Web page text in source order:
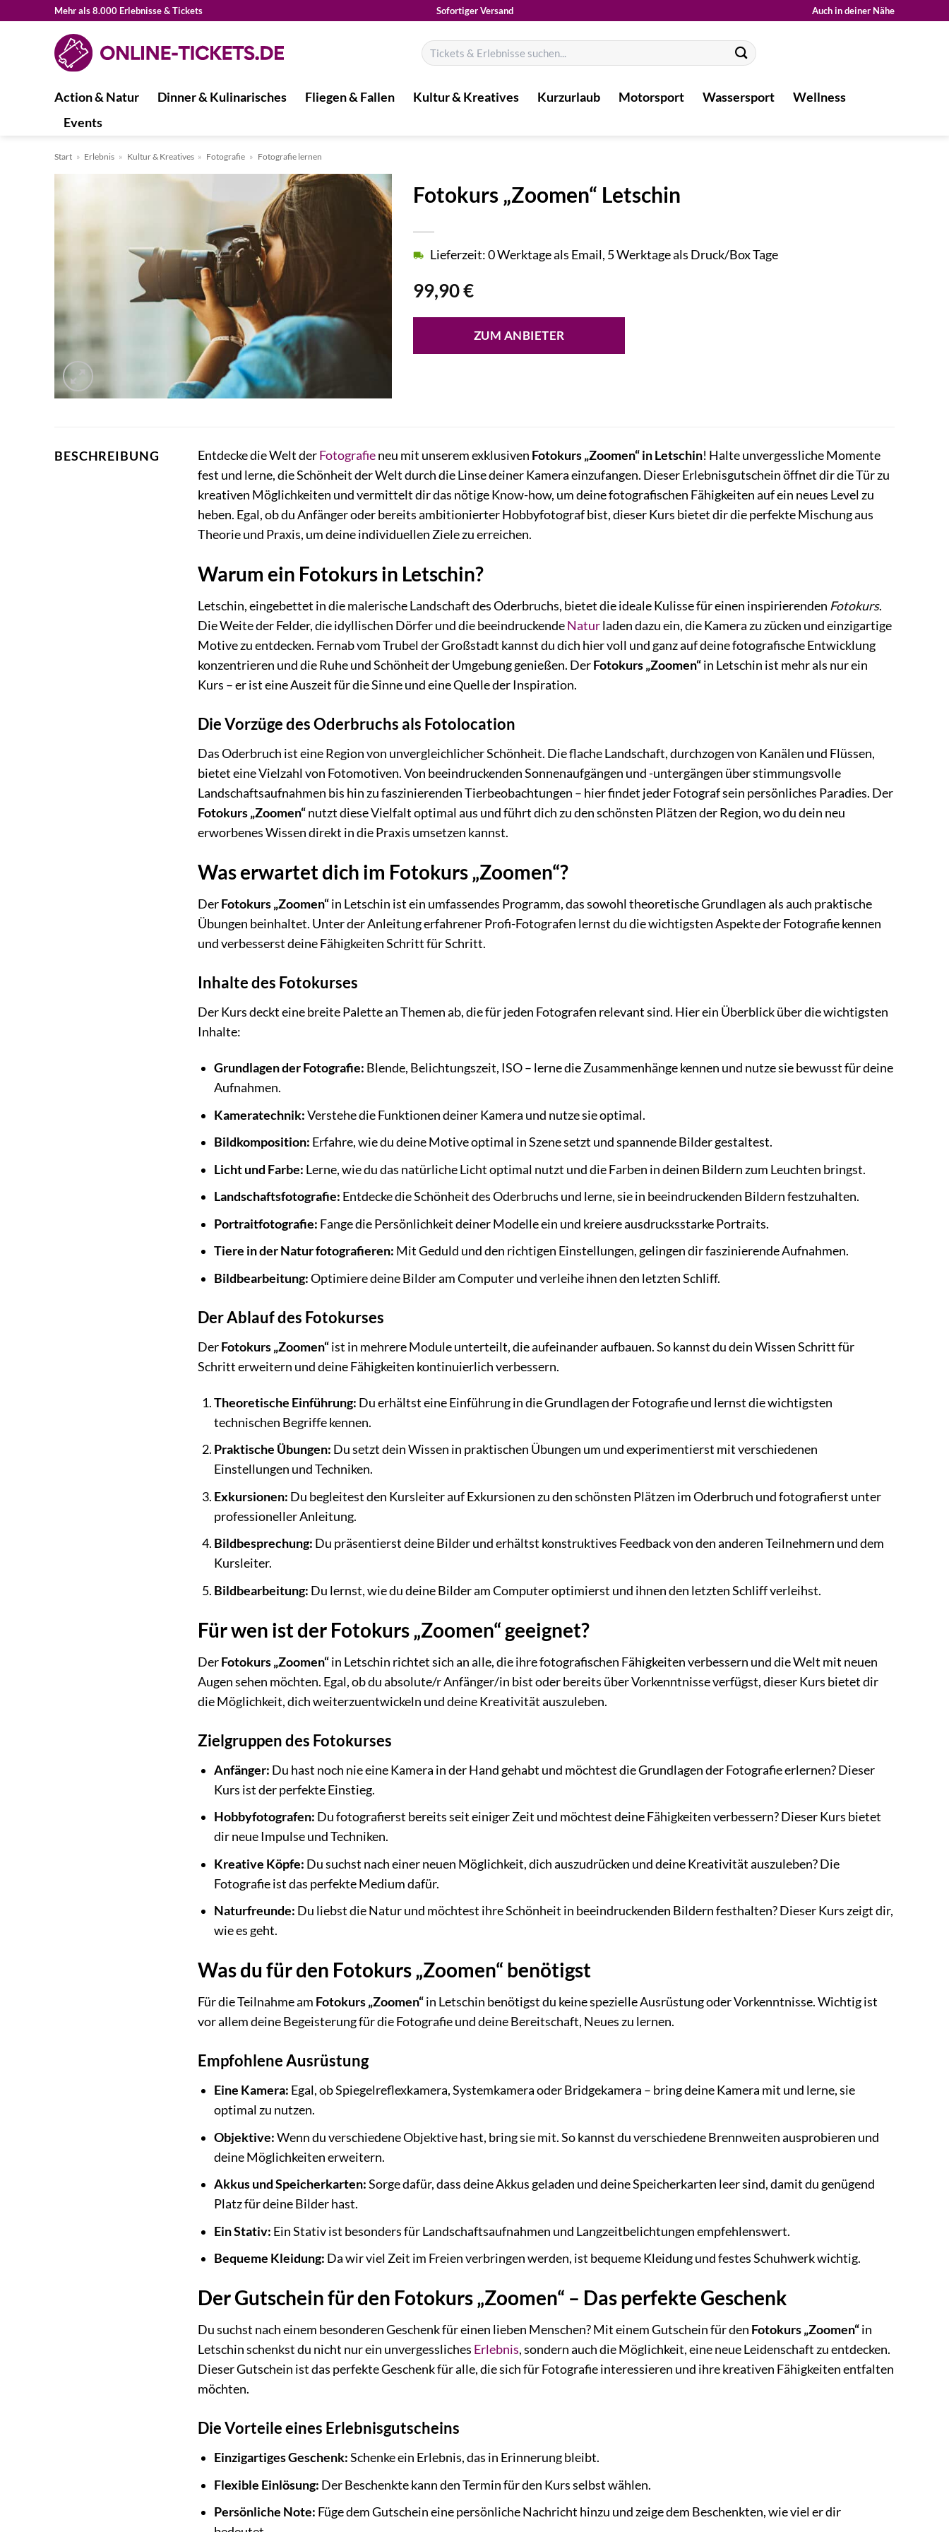
Mehr als 8.000 Erlebnisse & Tickets Sofortiger Versand Auch in deiner Nähe
Suchen
nach:
Action & Natur Dinner & Kulinarisches Fliegen & Fallen Kultur & Kreatives Kurzurlaub Motorsport Wassersport
Wellness
Events
Start » Erlebnis » Kultur & Kreatives » Fotografie » Fotografie lernen
Fotokurs „Zoomen“ Letschin
99,90€
Lieferzeit: 0 Werktage als Email, 5 Werktage als Druck/Box Tage
ZUM ANBIETER
BESCHREIBUNG Entdecke die Welt derFotografieneu mit unserem exklusiven Fotokurs „Zoomen“ in Letschin! Halte unvergessliche Momente
fest und lerne, die Schönheit der Welt durch die Linse deiner Kamera einzufangen. Dieser Erlebnisgutschein öffnet dir die Tür zu
kreativen Möglichkeiten und vermittelt dir das nötige Know-how, um deine fotografischen Fähigkeiten auf ein neues Level zu
heben. Egal, ob du Anfänger oder bereits ambitionierter Hobbyfotograf bist, dieser Kurs bietet dir die perfekte Mischung aus
Theorie und Praxis, um deine individuellen Ziele zu erreichen.
Warum ein Fotokurs in Letschin?
Letschin, eingebettet in die malerische Landschaft des Oderbruchs, bietet die ideale Kulisse für einen inspirierenden Fotokurs.
Die Weite der Felder, die idyllischen Dörfer und die beeindruckendeNaturladen dazu ein, die Kamera zu zücken und einzigartige
Motive zu entdecken. Fernab vom Trubel der Großstadt kannst du dich hier voll und ganz auf deine fotografische Entwicklung
konzentrieren und die Ruhe und Schönheit der Umgebung genießen. DerFotokurs „Zoomen“in Letschin ist mehr als nur ein
Kurs – er ist eine Auszeit für die Sinne und eine Quelle der Inspiration.
Die Vorzüge des Oderbruchs als Fotolocation
Das Oderbruch ist eine Region von unvergleichlicher Schönheit. Die flache Landschaft, durchzogen von Kanälen und Flüssen,
bietet eine Vielzahl von Fotomotiven. Von beeindruckenden Sonnenaufgängen und -untergängen über stimmungsvolle
Landschaftsaufnahmen bis hin zu faszinierenden Tierbeobachtungen – hier findet jeder Fotograf sein persönliches Paradies. Der
Fotokurs „Zoomen“nutzt diese Vielfalt optimal aus und führt dich zu den schönsten Plätzen der Region, wo du dein neu
erworbenes Wissen direkt in die Praxis umsetzen kannst.
Was erwartet dich im Fotokurs „Zoomen“?
DerFotokurs „Zoomen“in Letschin ist ein umfassendes Programm, das sowohl theoretische Grundlagen als auch praktische
Übungen beinhaltet. Unter der Anleitung erfahrener Profi-Fotografen lernst du die wichtigsten Aspekte der Fotografie kennen
und verbesserst deine Fähigkeiten Schritt für Schritt.
Inhalte des Fotokurses
Der Kurs deckt eine breite Palette an Themen ab, die für jeden Fotografen relevant sind. Hier ein Überblick über die wichtigsten
Inhalte:
Grundlagen der Fotografie: Blende, Belichtungszeit, ISO – lerne die Zusammenhänge kennen und nutze sie bewusst für deine
Aufnahmen.
Kameratechnik:Verstehe die Funktionen deiner Kamera und nutze sie optimal.
Bildkomposition: Erfahre, wie du deine Motive optimal in Szene setzt und spannende Bilder gestaltest.
Licht und Farbe: Lerne, wie du das natürliche Licht optimal nutzt und die Farben in deinen Bildern zum Leuchten bringst.
Landschaftsfotografie: Entdecke die Schönheit des Oderbruchs und lerne, sie in beeindruckenden Bildern festzuhalten.
Portraitfotografie: Fange die Persönlichkeit deiner Modelle ein und kreiere ausdrucksstarke Portraits.
Tiere in der Natur fotografieren: Mit Geduld und den richtigen Einstellungen, gelingen dir faszinierende Aufnahmen.
Bildbearbeitung:Optimiere deine Bilder am Computer und verleihe ihnen den letzten Schliff.
Der Ablauf des Fotokurses
DerFotokurs „Zoomen“ist in mehrere Module unterteilt, die aufeinander aufbauen. So kannst du dein Wissen Schritt für
Schritt erweitern und deine Fähigkeiten kontinuierlich verbessern.
Theoretische Einführung: Du erhältst eine Einführung in die Grundlagen der Fotografie und lernst die wichtigsten
technischen Begriffe kennen.
Praktische Übungen: Du setzt dein Wissen in praktischen Übungen um und experimentierst mit verschiedenen
Einstellungen und Techniken.
Exkursionen: Du begleitest den Kursleiter auf Exkursionen zu den schönsten Plätzen im Oderbruch und fotografierst unter
professioneller Anleitung.
Bildbesprechung: Du präsentierst deine Bilder und erhältst konstruktives Feedback von den anderen Teilnehmern und dem
Kursleiter.
Bildbearbeitung: Du lernst, wie du deine Bilder am Computer optimierst und ihnen den letzten Schliff verleihst.
Für wen ist der Fotokurs „Zoomen“ geeignet?
DerFotokurs „Zoomen“in Letschin richtet sich an alle, die ihre fotografischen Fähigkeiten verbessern und die Welt mit neuen
Augen sehen möchten. Egal, ob du absolute/r Anfänger/in bist oder bereits über Vorkenntnisse verfügst, dieser Kurs bietet dir
die Möglichkeit, dich weiterzuentwickeln und deine Kreativität auszuleben.
Zielgruppen des Fotokurses
Anfänger: Du hast noch nie eine Kamera in der Hand gehabt und möchtest die Grundlagen der Fotografie erlernen? Dieser
Kurs ist der perfekte Einstieg.
Hobbyfotografen: Du fotografierst bereits seit einiger Zeit und möchtest deine Fähigkeiten verbessern? Dieser Kurs bietet
dir neue Impulse und Techniken.
Kreative Köpfe: Du suchst nach einer neuen Möglichkeit, dich auszudrücken und deine Kreativität auszuleben? Die
Fotografie ist das perfekte Medium dafür.
Naturfreunde: Du liebst die Natur und möchtest ihre Schönheit in beeindruckenden Bildern festhalten? Dieser Kurs zeigt dir,
wie es geht.
Was du für den Fotokurs „Zoomen“ benötigst
Für die Teilnahme am Fotokurs „Zoomen“in Letschin benötigst du keine spezielle Ausrüstung oder Vorkenntnisse. Wichtig ist
vor allem deine Begeisterung für die Fotografie und deine Bereitschaft, Neues zu lernen.
Empfohlene Ausrüstung
Eine Kamera: Egal, ob Spiegelreflexkamera, Systemkamera oder Bridgekamera – bring deine Kamera mit und lerne, sie
optimal zu nutzen.
Objektive:Wenn du verschiedene Objektive hast, bring sie mit. So kannst du verschiedene Brennweiten ausprobieren und
deine Möglichkeiten erweitern.
Akkus und Speicherkarten:Sorge dafür, dass deine Akkus geladen und deine Speicherkarten leer sind, damit du genügend
Platz für deine Bilder hast.
Ein Stativ: Ein Stativ ist besonders für Landschaftsaufnahmen und Langzeitbelichtungen empfehlenswert.
Bequeme Kleidung: Da wir viel Zeit im Freien verbringen werden, ist bequeme Kleidung und festes Schuhwerk wichtig.
Der Gutschein für den Fotokurs „Zoomen“ – Das perfekte Geschenk
Du suchst nach einem besonderen Geschenk für einen lieben Menschen? Mit einem Gutschein für den Fotokurs „Zoomen“in
Letschin schenkst du nicht nur ein unvergessliches Erlebnis, sondern auch die Möglichkeit, eine neue Leidenschaft zu entdecken.
Dieser Gutschein ist das perfekte Geschenk für alle, die sich für Fotografie interessieren und ihre kreativen Fähigkeiten entfalten
möchten.
Die Vorteile eines Erlebnisgutscheins
Einzigartiges Geschenk:Schenke ein Erlebnis, das in Erinnerung bleibt.
Flexible Einlösung: Der Beschenkte kann den Termin für den Kurs selbst wählen.
Persönliche Note: Füge dem Gutschein eine persönliche Nachricht hinzu und zeige dem Beschenkten, wie viel er dir